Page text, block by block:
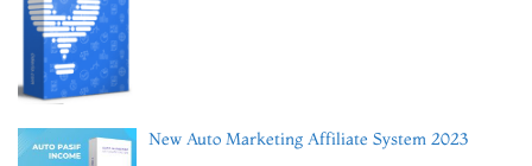
New Auto Marketing Affiliate System 2023